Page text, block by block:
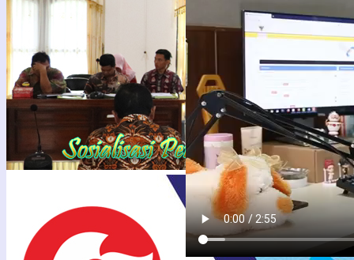
DENGAN SISTEM GUGUR
PENGUMUMAN TENDER
PEKERJAAN KONSTRUKSI
BADAN USAHA METODE
PASCAKUALIFIKASI SATU
FILE – HARGA TERENDAH
DENGAN SISTEM GUGUR
Berdasarkan Peraturan
Presiden Nomor 16 Tahun
2018 tentang ...
29
Feb2024